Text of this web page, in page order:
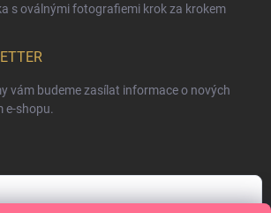
s oválnými fotografiemi krok za krokem
vám budeme zasílat informace o nových
e-shopu.